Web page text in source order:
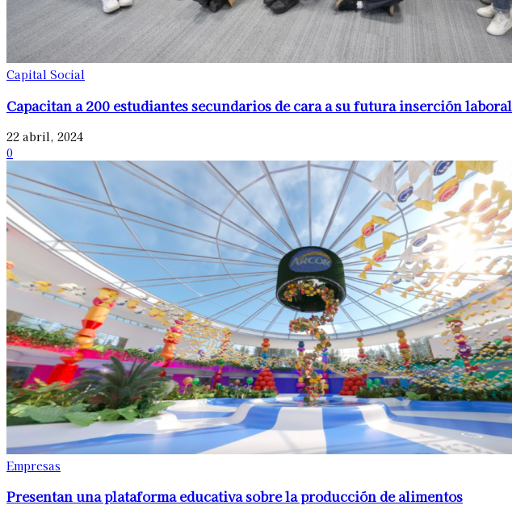
Capital Social
Capacitan a 200 estudiantes secundarios de cara a su futura inserción laboral
22 abril, 2024
0
Empresas
Presentan una plataforma educativa sobre la producción de alimentos